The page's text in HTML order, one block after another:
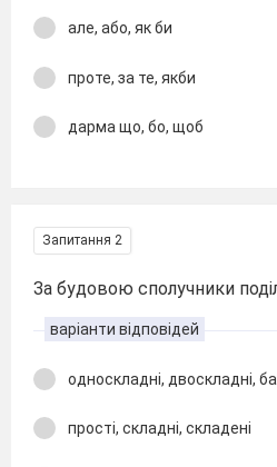
але, або, як би
проте, за те, якби
дарма що, бо, щоб
Запитання 2
За будовою сполучники
варіанти відповідей
односкладні, двоскладні,
прості, складні, складені